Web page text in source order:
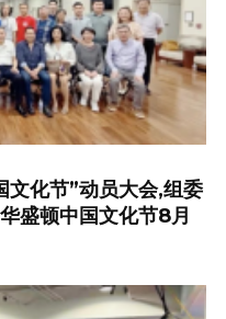
化节”动员大会,组委
盛顿中国文化节8月